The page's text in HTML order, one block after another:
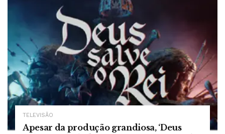
TELEVISÃO
Apesar da produção grandiosa, ‘Deus